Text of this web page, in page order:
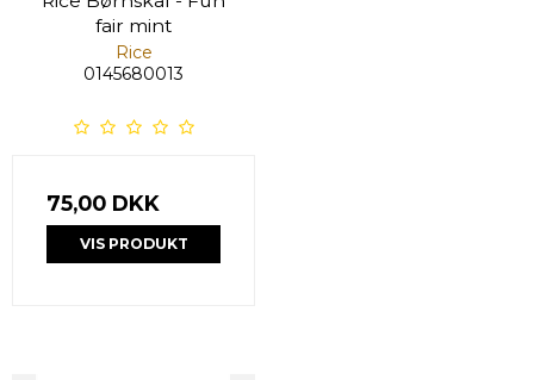
fair mint
Rice
0145680013
75,00 DKK
VIS PRODUKT